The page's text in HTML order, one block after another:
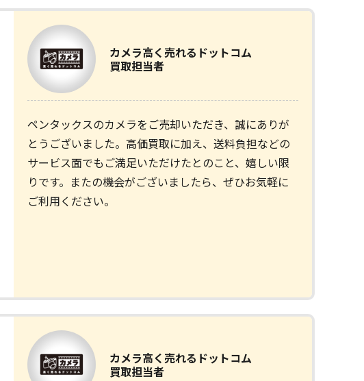
カメラ高く売れるドットコム
買取担当者
ペンタックスのカメラをご売却いただき、誠にありが
とうございました。高価買取に加え、送料負担などの
サービス面でもご満足いただけたとのこと、嬉しい限
りです。またの機会がございましたら、ぜひお気軽に
ご利用ください。
カメラ高く売れるドットコム
買取担当者